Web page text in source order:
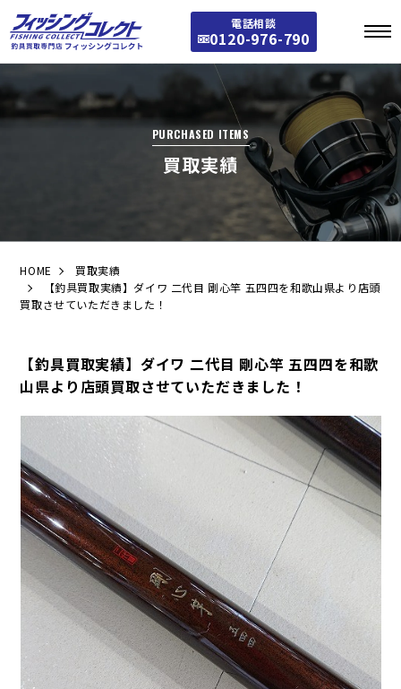
電話相談
0120-976-790
PURCHASED ITEMS
買取実績
HOME
買取実績
【釣具買取実績】ダイワ 二代目 剛心竿 五四四を和歌山県より店頭
買取させていただきました！
【釣具買取実績】ダイワ 二代目 剛心竿 五四四を和歌
山県より店頭買取させていただきました！